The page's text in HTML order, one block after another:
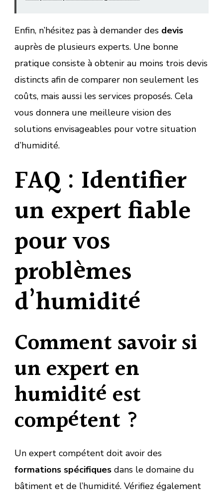
Enfin, n’hésitez pas à demander des devis
auprès de plusieurs experts. Une bonne
pratique consiste à obtenir au moins trois devis
distincts afin de comparer non seulement les
coûts, mais aussi les services proposés. Cela
vous donnera une meilleure vision des
solutions envisageables pour votre situation
d’humidité.
FAQ : Identifier
un expert fiable
pour vos
problèmes
d’humidité
Comment savoir si
un expert en
humidité est
compétent ?
Un expert compétent doit avoir des
formations spécifiques dans le domaine du
bâtiment et de l’humidité. Vérifiez également